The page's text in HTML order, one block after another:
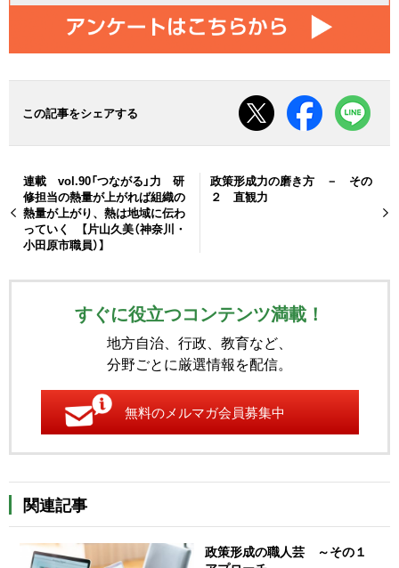
この記事をシェアする
連載 vol.90「つながる」力 研
修担当の熱量が上がれば組織の
熱量が上がり、熱は地域に伝わ
っていく 【片山久美（神奈川・
小田原市職員）】
政策形成力の磨き方 － その
２ 直観力
すぐに役立つコンテンツ満載！
地方自治、行政、教育など、
分野ごとに厳選情報を配信。
無料のメルマガ会員募集中
関連記事
政策形成の職人芸 ～その１